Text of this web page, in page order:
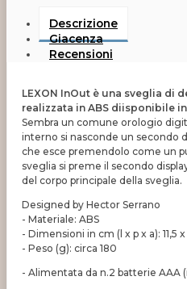
Descrizione
Giacenza
Recensioni
LEXON InOut è una sveglia di
realizzata in ABS diisponibile
Sembra un comune orologio
interno si nasconde un secondo
che esce premendolo come un
sveglia si preme il secondo
del corpo principale della sveglia.
Designed by Hector Serrano
- Materiale: ABS
- Dimensioni in cm (l x p x a): 11,5
- Peso (g): circa 180
- Alimentata da n.2 batterie AAA